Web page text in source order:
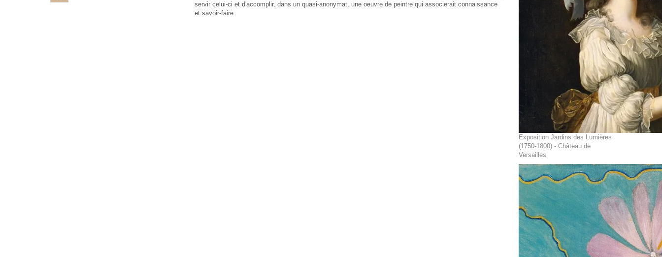
servir celui-ci et d'accomplir, dans un quasi-anonymat, une oeuvre de peintre qui associerait connaissance
et savoir-faire.
Exposition Jardins des Lumières
(1750-1800) - Château de
Versailles